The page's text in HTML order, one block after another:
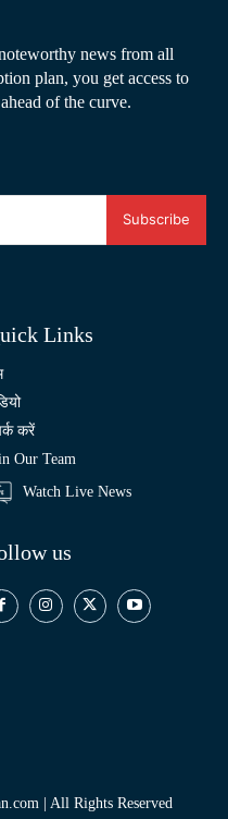
news from all
plan, you get access to
of the curve.
Subscribe
Links
करें
Our Team
Watch Live News
us
| All Rights Reserved